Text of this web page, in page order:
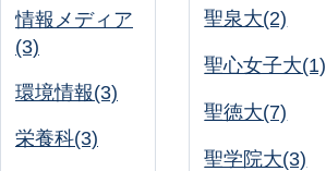
情報メディア
(3)
環境情報(3)
栄養科(3)
聖泉大(2)
聖心女子大(1)
聖徳大(7)
聖学院大(3)